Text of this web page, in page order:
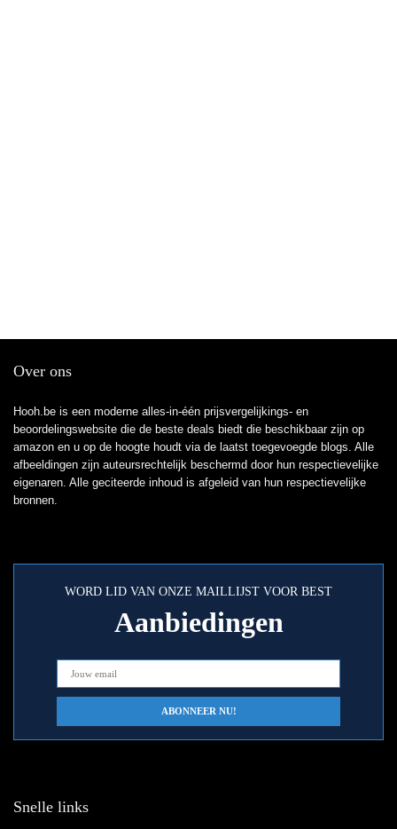
Over ons
Hooh.be is een moderne alles-in-één prijsvergelijkings- en
beoordelingswebsite die de beste deals biedt die beschikbaar zijn op
amazon en u op de hoogte houdt via de laatst toegevoegde blogs. Alle
afbeeldingen zijn auteursrechtelijk beschermd door hun respectievelijke
eigenaren. Alle geciteerde inhoud is afgeleid van hun respectievelijke
bronnen.
WORD LID VAN ONZE MAILLIJST VOOR BEST
Aanbiedingen
Snelle links